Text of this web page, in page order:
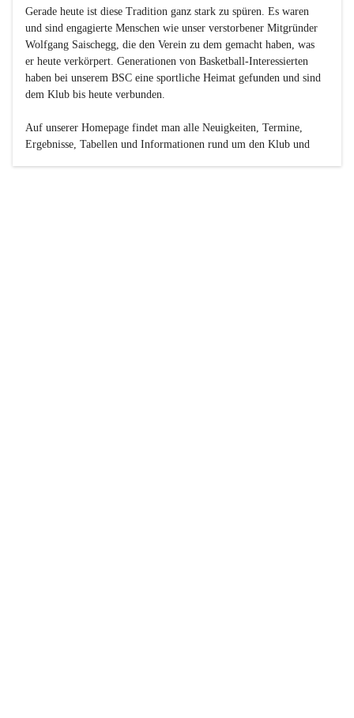
Gerade heute ist diese Tradition ganz stark zu spüren. Es waren
und sind engagierte Menschen wie unser verstorbener Mitgründer
Wolfgang Saischegg, die den Verein zu dem gemacht haben, was
er heute verkörpert. Generationen von Basketball-Interessierten
haben bei unserem BSC eine sportliche Heimat gefunden und sind
dem Klub bis heute verbunden.
Auf unserer Homepage findet man alle Neuigkeiten, Termine,
Ergebnisse, Tabellen und Informationen rund um den Klub und